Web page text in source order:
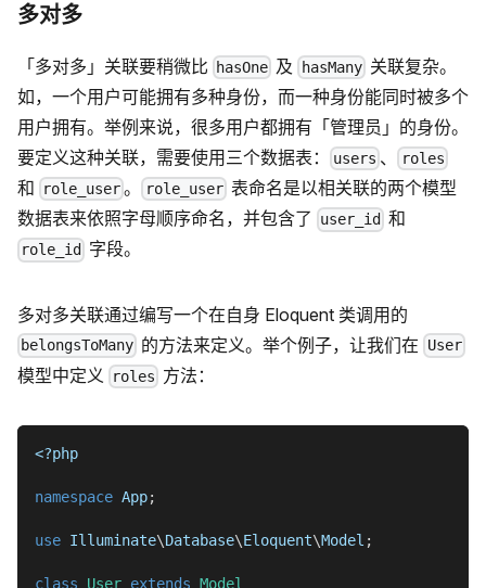
多对多
「多对多」关联要稍微比 hasOne 及 hasMany关联复杂。
如，一个用户可能拥有多种身份，而一种身份能同时被多个
用户拥有。举例来说，很多用户都拥有「管理员」的身份。
要定义这种关联，需要使用三个数据表：
users 、 roles
和 role_user 。 role_user表命名是以相关联的两个模型
数据表来依照字母顺序命名，并包含了
user_id 和
role_id 字段。
多对多关联通过编写一个在自身 Eloquent 类调用的
belongsToMany 的方法来定义。举个例子，让我们在 User
模型中定义 roles 方法：
<?php
namespace App;
use Illuminate\Database\Eloquent\Model ;
class User extends Model